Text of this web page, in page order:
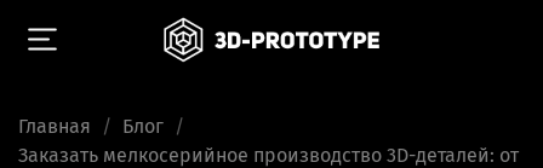
Главная
Блог
Заказать мелкосерийное производство 3D-деталей: от